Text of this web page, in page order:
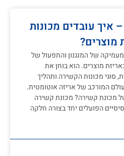
איך עובדים מכונות
מוצרים?
של המנגנון והתפעול של
מוצרים. הוא בוחן את
סוגי מכונות הקשירה ותהליך
המורכב של אריזה אוטומטית.
מכונת קשירה? מכונת קשירה
הפועלים יחד בצורה חלקה